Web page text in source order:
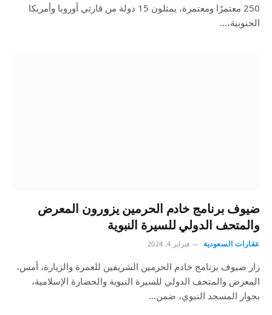
250 معتمرًا ومعتمرة، يمثلون 15 دولة من قارتي أوروبا وأمريكا
الجنوبية،…
ضيوف برنامج خادم الحرمين يزورون المعرض
والمتحف الدولي للسيرة النبوية
عقارات السعودية فبراير 4, 2024
زار ضيوف برنامج خادم الحرمين الشريفين للعمرة والزيارة، أمس،
المعرض والمتحف الدولي للسيرة النبوية والحضارة الإسلامية،
بجوار المسجد النبوي، ضمن…